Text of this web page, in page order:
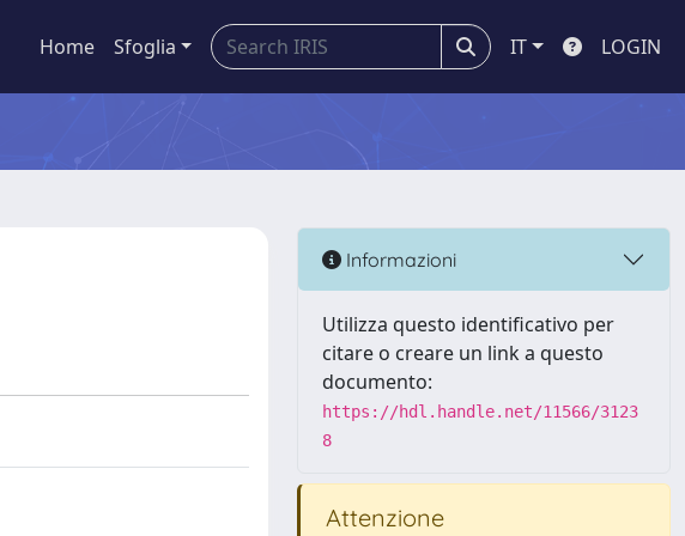
Home Sfoglia IT LOGIN
Informazioni
Utilizza questo identificativo per
citare o creare un link a questo
documento:
https://hdl.handle.net/11566/3123
8
Attenzione